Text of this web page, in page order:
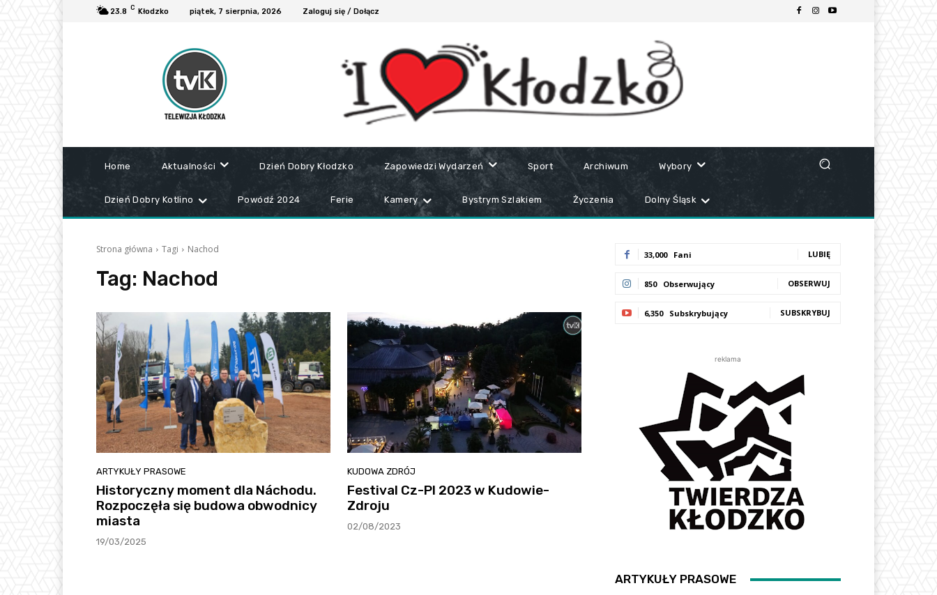
23.8 C Kłodzko piątek, 7 sierpnia, 2026 Zaloguj się / Dołącz
Home Aktualności Dzień Dobry Kłodzko Zapowiedzi Wydarzeń Sport Archiwum Wybory
Dzień Dobry Kotlino Powódź 2024 Ferie Kamery Bystrym Szlakiem Życzenia Dolny Śląsk
Strona główna Tagi Nachod
Tag: Nachod
ARTYKUŁY PRASOWE
Historyczny moment dla Náchodu.
Rozpoczęła się budowa obwodnicy
miasta
19/03/2025
KUDOWA ZDRÓJ
Festival Cz-Pl 2023 w Kudowie-
Zdroju
02/08/2023
33,000 Fani LUBIĘ
850 Obserwujący OBSERWUJ
6,350 Subskrybujący SUBSKRYBUJ
reklama
ARTYKUŁY PRASOWE